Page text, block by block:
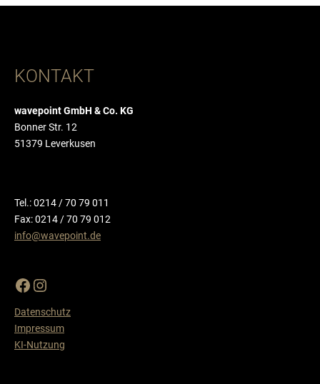
KONTAKT
wavepoint GmbH & Co. KG
Bonner Str. 12
51379 Leverkusen
Tel.: 0214 / 70 79 011
Fax: 0214 / 70 79 012
info@wavepoint.de
Datenschutz
Impressum
KI-Nutzung